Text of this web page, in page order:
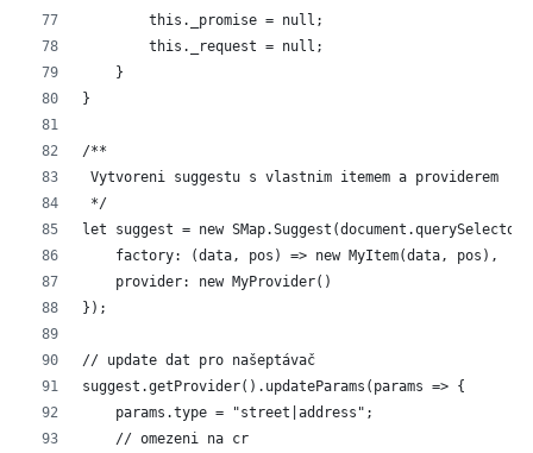
        this._promise = null;
        this._request = null;
    }
}
/**
Vytvoreni suggestu s vlastnim itemem a providerem
*/
let suggest = new
    factory: (data, pos) => new MyItem(data, pos),
    provider: new MyProvider()
});
// update dat pro našeptávač
suggest.getProvider().updateParams(params => {
    params.type = "street|address";
    // omezeni na cr